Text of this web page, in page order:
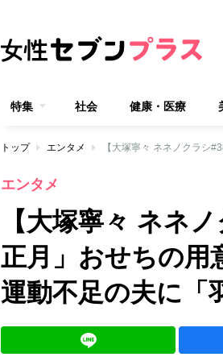
特集 社会 健康・医療
トップ エンタメ
エンタメ
【大塚寧々 ネネ
正月」おせちの用
運動不足の夫に「